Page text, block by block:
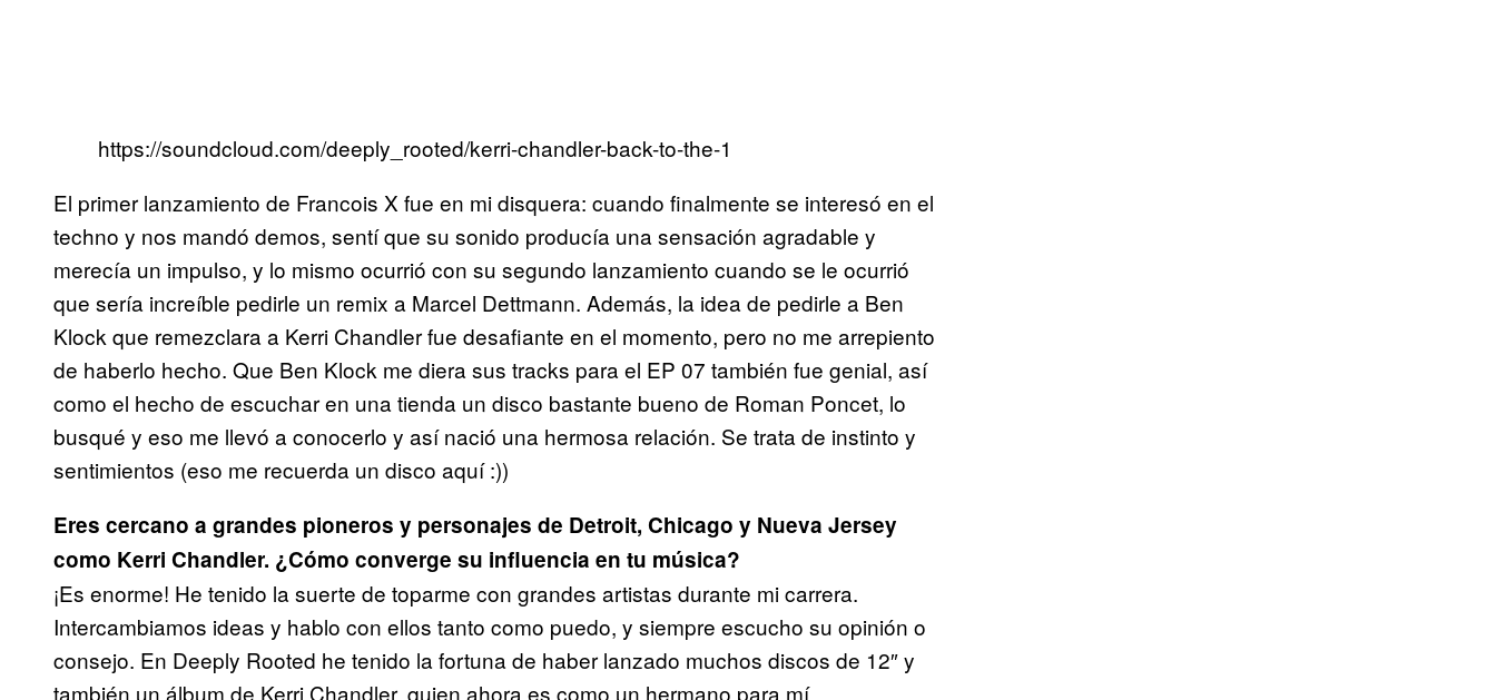
https://soundcloud.com/deeply_rooted/kerri-chandler-back-to-the-1
El primer lanzamiento de Francois X fue en mi disquera: cuando finalmente se interesó en el
techno y nos mandó demos, sentí que su sonido producía una sensación agradable y
merecía un impulso, y lo mismo ocurrió con su segundo lanzamiento cuando se le ocurrió
que sería increíble pedirle un remix a Marcel Dettmann. Además, la idea de pedirle a Ben
Klock que remezclara a Kerri Chandler fue desafiante en el momento, pero no me arrepiento
de haberlo hecho. Que Ben Klock me diera sus tracks para el EP 07 también fue genial, así
como el hecho de escuchar en una tienda un disco bastante bueno de Roman Poncet, lo
busqué y eso me llevó a conocerlo y así nació una hermosa relación. Se trata de instinto y
sentimientos (eso me recuerda un disco aquí :))
Eres cercano a grandes pioneros y personajes de Detroit, Chicago y Nueva Jersey
como Kerri Chandler. ¿Cómo converge su influencia en tu música?
¡Es enorme! He tenido la suerte de toparme con grandes artistas durante mi carrera.
Intercambiamos ideas y hablo con ellos tanto como puedo, y siempre escucho su opinión o
consejo. En Deeply Rooted he tenido la fortuna de haber lanzado muchos discos de 12″ y
también un álbum de Kerri Chandler, quien ahora es como un hermano para mí.